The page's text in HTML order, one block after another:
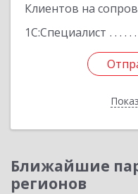
Клиентов на
1С:Специалист
Ближайшие
регионов